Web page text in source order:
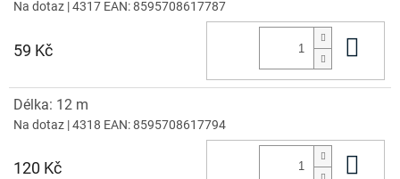
Na dotaz | 4317 EAN:8595708617787
59 Kč
Délka: 12 m
Na dotaz | 4318 EAN:8595708617794
120 Kč